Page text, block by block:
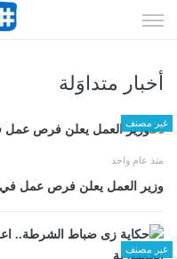
الى
أخبار متداوَلة
غير مصنف
منذ عام واحد
وزير العمل يعلن فرص عمل في
غير مصنف